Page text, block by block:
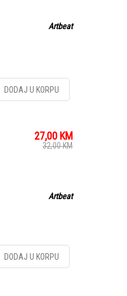
Artbeat
DODAJ U KORPU
27,00 KM
32,00KM
Artbeat
DODAJ U KORPU